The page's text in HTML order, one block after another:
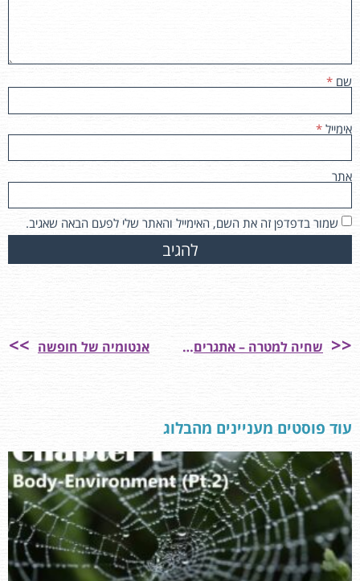
שם *
אימייל *
אתר
שמור בדפדפן זה את השם, האימייל והאתר שלי לפעם הבאה שאגיב.
שחיה למטרה – אתגרים ותובנות בליווי הורי אנטומיה של חופשה
עוד פוסטים מעניינים מהבלוג